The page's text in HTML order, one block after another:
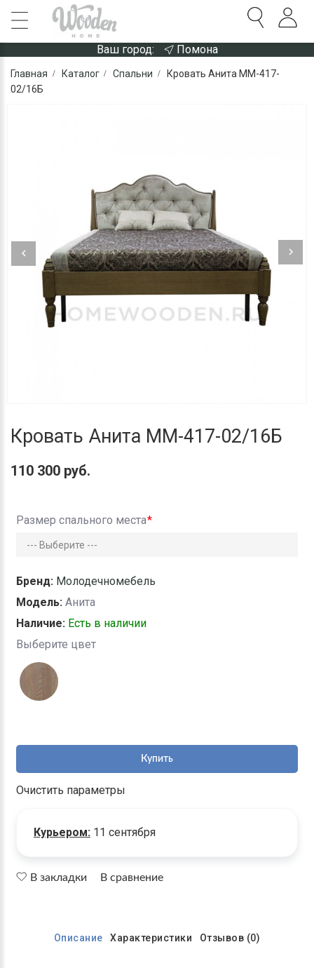
Ваш город: Помона
Главная Каталог Спальни
Кровать Анита ММ-417-
02/16Б
Кровать Анита ММ-417-02/16Б
110 300 руб.
Размер спального места
Бренд: Молодечномебель
Модель: Анита
Наличие: Есть в наличии
Выберите цвет
Купить
Очистить параметры
Курьером: 11 сентября
В закладки В сравнение
Описание Характеристики Отзывов (0)